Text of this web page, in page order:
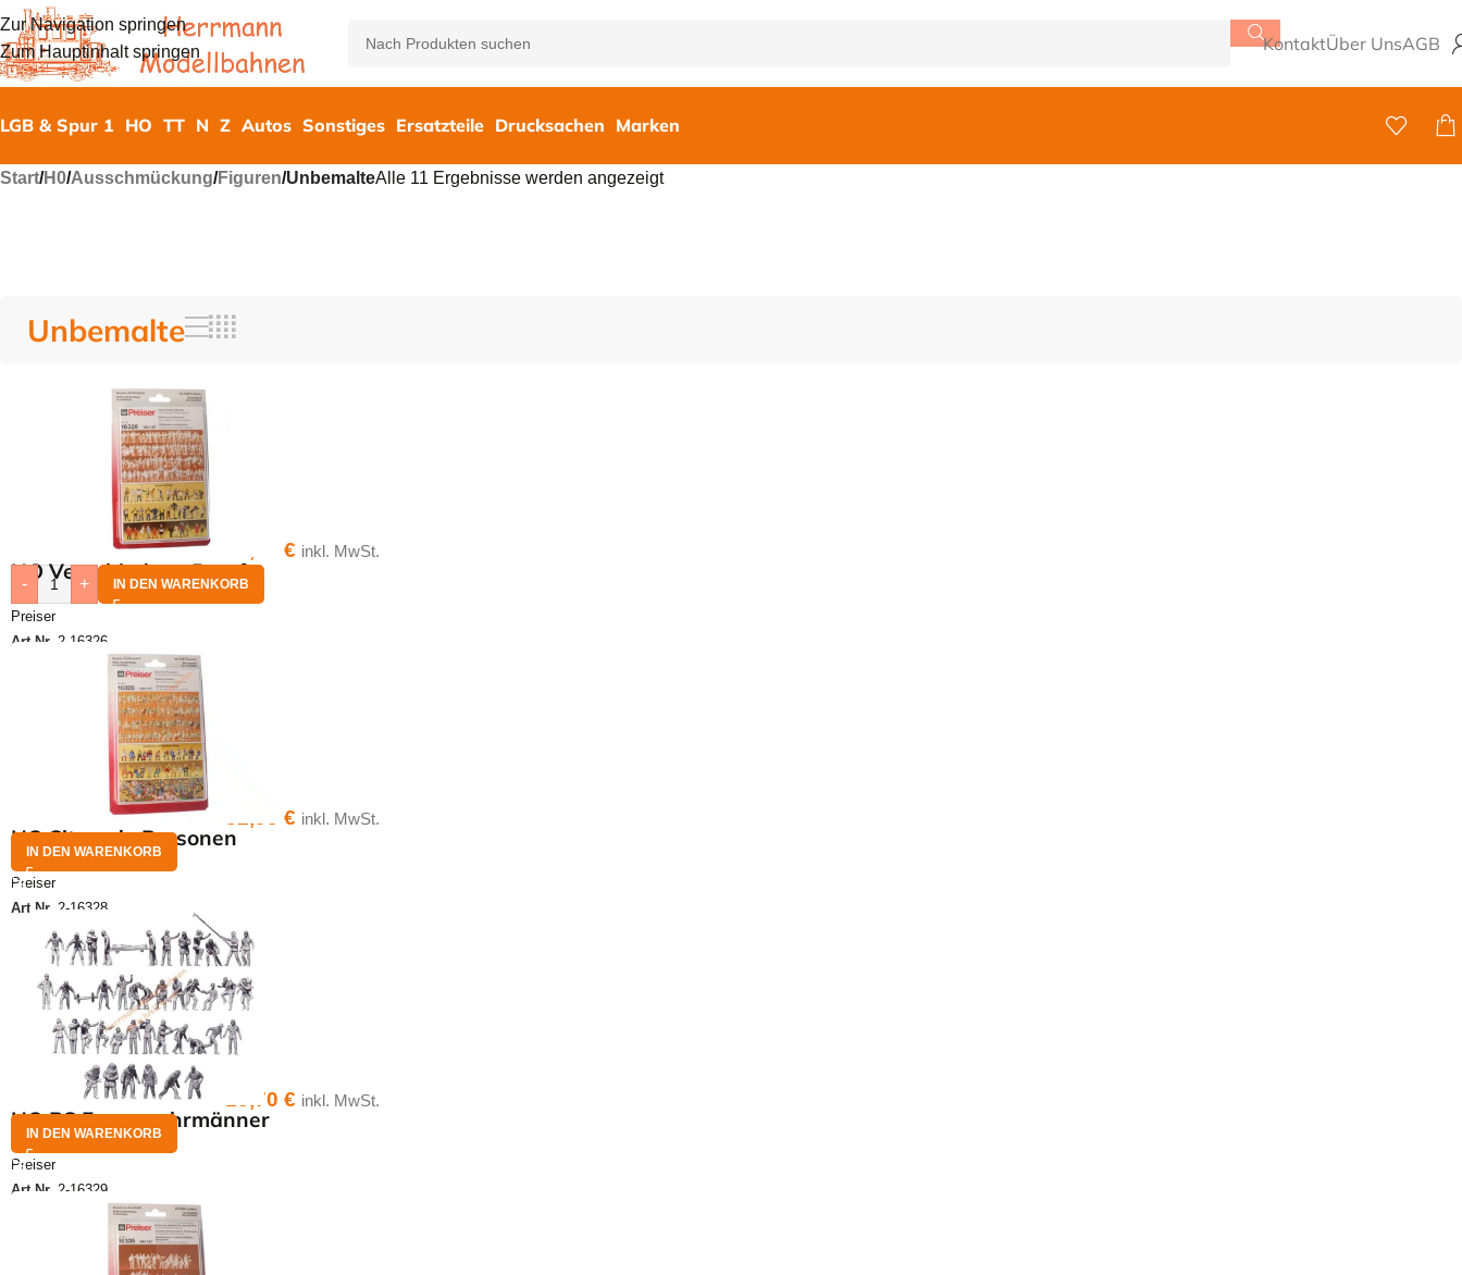
Zur Navigation springen
Zum Hauptinhalt springen
KontaktÜber UnsAGB
LGB & Spur 1 HO TT N Z Autos Sonstiges Ersatzteile Drucksachen Marken
Start/H0/Ausschmückung/Figuren/UnbemalteAlle 11 Ergebnisse werden angezeigt
Unbemalte
HO Verschiedene Berufe
Preiser
Art.Nr. 2-16326
32,95€ inkl. MwSt.
-
+ IN DEN WARENKORB
HO Sitzende Personen
Preiser
Art.Nr. 2-16328
32,95€ inkl. MwSt.
IN DEN WARENKORB
HO BS Feuerwehrmänner
Preiser
Art.Nr. 2-16329
15,70€ inkl. MwSt.
IN DEN WARENKORB